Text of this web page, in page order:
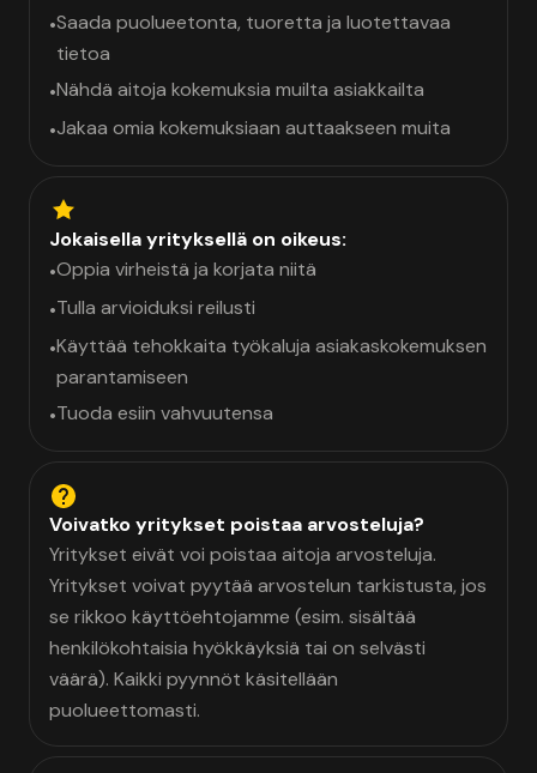
•Saada puolueetonta, tuoretta ja luotettavaa
tietoa
•Nähdä aitoja kokemuksia muilta asiakkailta
•Jakaa omia kokemuksiaan auttaakseen muita
Jokaisella yrityksellä on oikeus:
•Oppia virheistä ja korjata niitä
•Tulla arvioiduksi reilusti
•Käyttää tehokkaita työkaluja asiakaskokemuksen
parantamiseen
•Tuoda esiin vahvuutensa
Voivatko yritykset poistaa arvosteluja?
Yritykset eivät voi poistaa aitoja arvosteluja.
Yritykset voivat pyytää arvostelun tarkistusta, jos
se rikkoo käyttöehtojamme (esim. sisältää
henkilökohtaisia hyökkäyksiä tai on selvästi
väärä). Kaikki pyynnöt käsitellään
puolueettomasti.